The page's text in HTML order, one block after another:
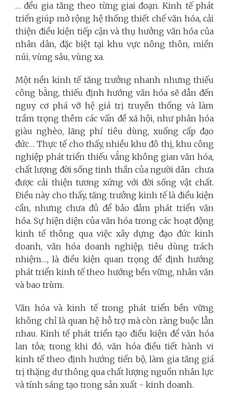
… đều gia tăng theo từng giai đoạn. Kinh tế phát
triển giúp mở rộng hệ thống thiết chế văn hóa, cải
thiện điều kiện tiếp cận và thụ hưởng văn hóa của
nhân dân, đặc biệt tại khu vực nông thôn, miền
núi, vùng sâu, vùng xa.
Một nền kinh tế tăng trưởng nhanh nhưng thiếu
công bằng, thiếu định hướng văn hóa sẽ dẫn đến
nguy cơ phá vỡ hệ giá trị truyền thống và làm
trầm trọng thêm các vấn đề xã hội, như phân hóa
giàu nghèo, lãng phí tiêu dùng, xuống cấp đạo
đức… Thực tế cho thấy, nhiều khu đô thị, khu công
nghiệp phát triển thiếu vắng không gian văn hóa,
chất lượng đời sống tinh thần của người dân chưa
được cải thiện tương xứng với đời sống vật chất.
Điều này cho thấy, tăng trưởng kinh tế là điều kiện
cần, nhưng chưa đủ để bảo đảm phát triển văn
hóa. Sự hiện diện của văn hóa trong các hoạt động
kinh tế thông qua việc xây dựng đạo đức kinh
doanh, văn hóa doanh nghiệp, tiêu dùng trách
nhiệm…, là điều kiện quan trọng để định hướng
phát triển kinh tế theo hướng bền vững, nhân văn
và bao trùm.
Văn hóa và kinh tế trong phát triển bền vững
không chỉ là quan hệ hỗ trợ mà còn ràng buộc lẫn
nhau. Kinh tế phát triển tạo điều kiện để văn hóa
lan tỏa; trong khi đó, văn hóa điều tiết hành vi
kinh tế theo định hướng tiến bộ, làm gia tăng giá
trị thặng dư thông qua chất lượng nguồn nhân lực
và tính sáng tạo trong sản xuất - kinh doanh.